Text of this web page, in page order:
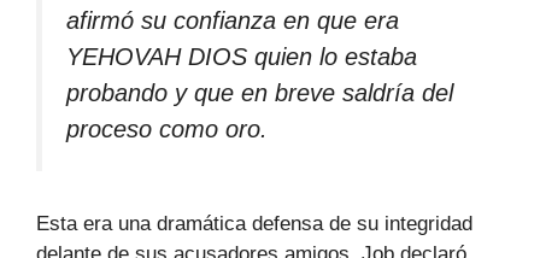
afirmó su confianza en que era
YEHOVAH DIOS quien lo estaba
probando y que en breve saldría del
proceso como oro.
Esta era una dramática defensa de su integridad